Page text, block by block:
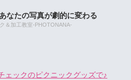
なたの写真が劇的に変わる
＆加工教室-PHOTONANA-
ェックのピクニックグッズで♪